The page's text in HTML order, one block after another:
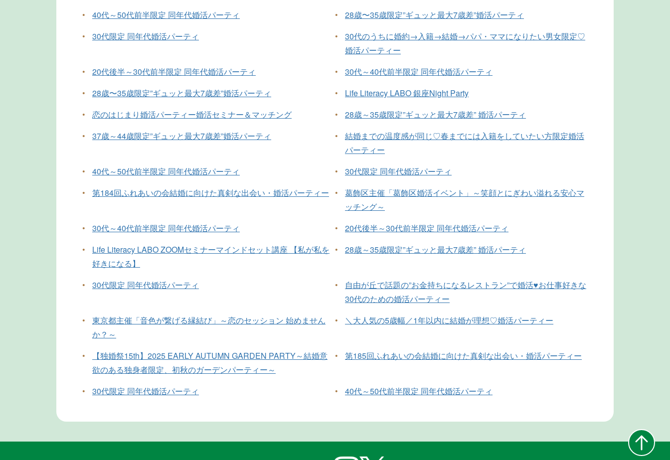
•
40代～50代前半限定 同年代婚活パーティ •
28歳〜35歳限定”ギュッと最大7歳差”婚活パーティ
•
30代限定 同年代婚活パーティ •
30代のうちに婚約→入籍→結婚→パパ・ママになりたい男女限定♡
婚活パーティー
•
20代後半～30代前半限定 同年代婚活パーティ •
30代～40代前半限定 同年代婚活パーティ
•
28歳〜35歳限定”ギュッと最大7歳差”婚活パーティ •
Life Literacy LABO 銀座Night Party
•
恋のはじまり婚活パーティー婚活セミナー＆マッチング •
28歳～35歳限定”ギュッと最大7歳差” 婚活パーティ
•
37歳～44歳限定”ギュッと最大7歳差”婚活パーティ •
結婚までの温度感が同じ♡春までには入籍をしていたい方限定婚活
パーティー
•
40代～50代前半限定 同年代婚活パーティ •
30代限定 同年代婚活パーティ
•
第184回ふれあいの会結婚に向けた真剣な出会い・婚活パーティー •
葛飾区主催「葛飾区婚活イベント」～笑顔とにぎわい溢れる安心マ
ッチング～
•
30代～40代前半限定 同年代婚活パーティ •
20代後半～30代前半限定 同年代婚活パーティ
•
Life Literacy LABO ZOOMセミナーマインドセット講座 【私が私を
好きになる】
• 28歳～35歳限定”ギュッと最大7歳差” 婚活パーティ
• 30代限定 同年代婚活パーティ •
自由が丘で話題の”お金持ちになるレストラン”で婚活♥お仕事好きな
30代のための婚活パーティー
•
東京都主催「音色が繋げる縁結び」～恋のセッション 始めません
か？～
• ＼大人気の5歳幅／1年以内に結婚が理想♡婚活パーティー
•
【独婚祭15th】2025 EARLY AUTUMN GARDEN PARTY～結婚意
欲のある独身者限定、初秋のガーデンパーティー～
• 第185回ふれあいの会結婚に向けた真剣な出会い・婚活パーティー
• 30代限定 同年代婚活パーティ • 40代～50代前半限定 同年代婚活パーティ